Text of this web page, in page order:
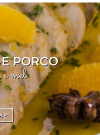
PORCO
mel
>